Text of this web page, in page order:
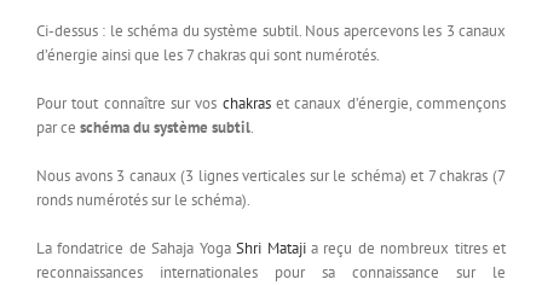
Ci-dessus : le schéma du système subtil. Nous apercevons les 3 canaux
d’énergie ainsi que les 7 chakras qui sont numérotés.
Pour tout connaître sur vos chakraset canaux d’énergie, commençons
par ce schéma du système subtil.
Nous avons 3 canaux (3 lignes verticales sur le schéma) et 7 chakras (7
ronds numérotés sur le schéma).
La fondatrice de Sahaja YogaShri Matajia reçu de nombreux titres et
reconnaissances internationales pour sa connaissance sur le